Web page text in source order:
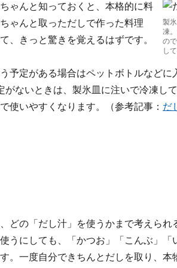
製
凍
の
し
ゃんと知っておくと、本格的に料
ゃんと取っただしで作った料理
、きっと驚きを覚えるはずです。
予定がある場合はペットボトルなどに
ないときは、製氷皿に注いで冷凍し
使いやすくなります。（参考記事： だ
どの「だし汁」を使うかまで考えられ
うにしても、「かつお」「こんぶ」「
。一度自分できちんとだしを取り、本